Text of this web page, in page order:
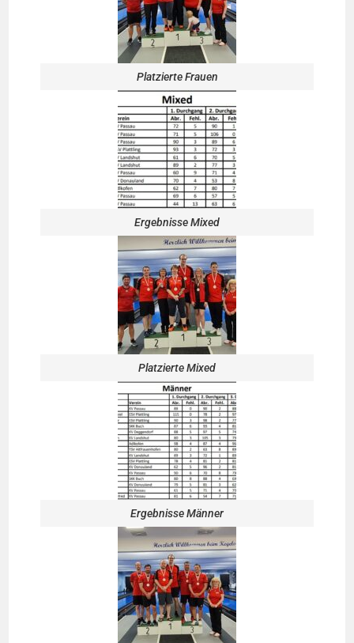
Platzierte Frauen
Ergebnisse Mixed
Platzierte Mixed
Ergebnisse Männer